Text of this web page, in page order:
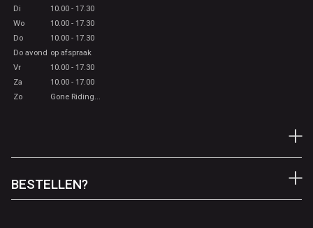
Di
10.00 - 17.30
Wo
10.00 - 17.30
Do
10.00 - 17.30
Do avond op afspraak
Vr
10.00 - 17.30
Za
10.00 - 17.00
Zo
Gone Riding...
BESTELLEN?